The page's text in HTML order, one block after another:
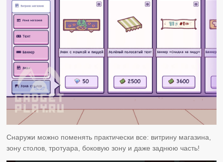
Снаружи можно поменять практически все: витрину магазина,
зону столов, тротуара, боковую зону и даже заднюю часть!